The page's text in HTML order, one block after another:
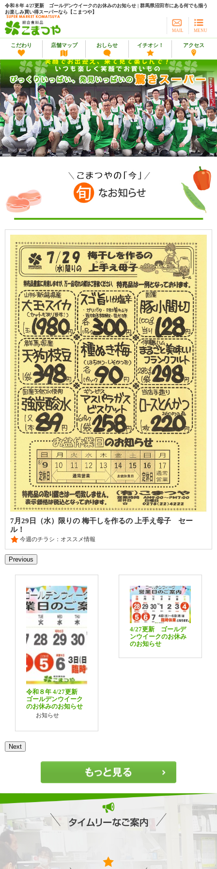
令和８年 4/27更新 ゴールデンウイークのお休みのお知らせ | 群馬県沼田市にある何でも揃う
お楽しみ買い得スーパーなら【こまつや】
MENU
MAIL
こだわり 店舗マップ おしらせ イチオシ！ アクセス
7月29日（水）限りの 梅干しを作るの 上手え母子 セー
ル！
今週のチラシ：オススメ情報
Previous
令和８年 4/27更新
ゴールデンウイーク
のお休みのお知らせ
お知らせ
4/27更新 ゴールデ
ンウイークのお休み
のお知らせ
Next